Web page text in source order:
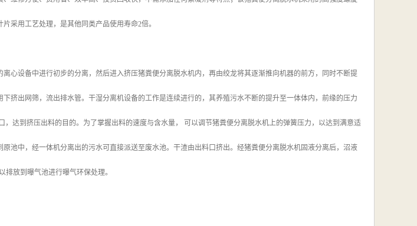
采用工艺处理，是其他同类产品使用寿命2倍。
心设备中进行初步的分离，然后进入挤压猪粪便分离脱水机内，再由绞龙将其逐渐推向机器的前方，同时不断提
挤出网筛，流出排水管。干湿分离机设备的工作是连续进行的，其养殖污水不断的提升至一体体内，前缘的压力
达到挤压出料的目的。为了掌握出料的速度与含水量， 可以调节猪粪便分离脱水机上的弹簧压力，以达到满意适
池中，经一体机分离出的污水可直接派送至废水池。干渣由出料口挤出。经猪粪便分离脱水机固液分离后，沼液
放到曝气池进行曝气环保处理。